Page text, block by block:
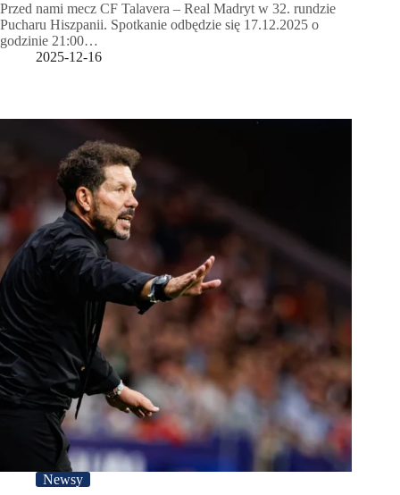
Przed nami mecz CF Talavera – Real Madryt w 32. rundzie
Pucharu Hiszpanii. Spotkanie odbędzie się 17.12.2025 o
godzinie 21:00…
2025-12-16
Newsy